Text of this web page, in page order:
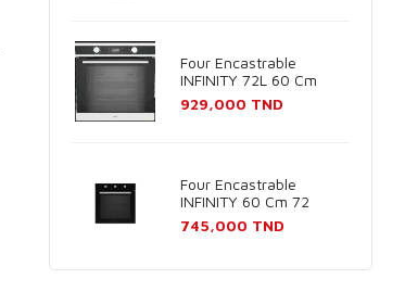
Four Encastrable
INFINITY 72L 60 Cm
Inox
Prix
929,000 TND
Four Encastrable
INFINITY 60 Cm 72
Litres Noir
Prix
745,000 TND